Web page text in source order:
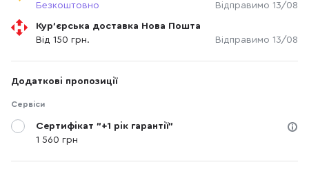
Безкоштовно
Відправимо 13/08
Кур'єрська доставка Нова Пошта
Від 150 грн.
Відправимо 13/08
Додаткові пропозиції
Сервіси
Сертифікат "+1 рік гарантії"
1 560 грн